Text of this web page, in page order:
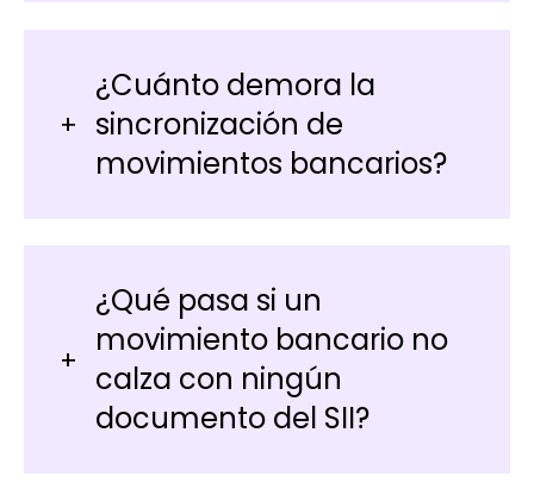
¿Cuánto demora la
sincronización de
movimientos bancarios?
¿Qué pasa si un
movimiento bancario no
calza con ningún
documento del SII?